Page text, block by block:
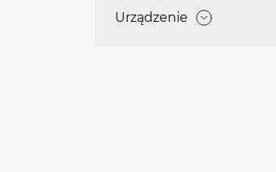
Urządzenie